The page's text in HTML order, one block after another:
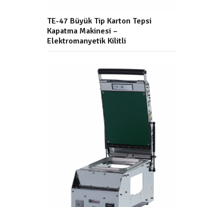
TE-47 Büyük Tip Karton Tepsi
Kapatma Makinesi –
Elektromanyetik Kilitli